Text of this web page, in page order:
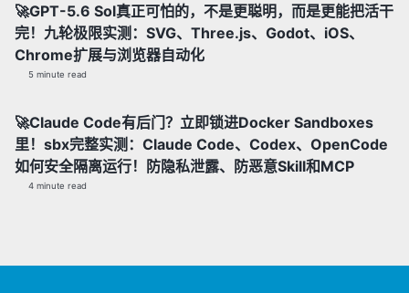
🚀GPT-5.6 Sol真正可怕的，不是更聪明，而是更能把活干
完！九轮极限实测：SVG、Three.js、Godot、iOS、
Chrome扩展与浏览器自动化
5 minute read
🚀Claude Code有后门？立即锁进Docker Sandboxes
里！sbx完整实测：Claude Code、Codex、OpenCode
如何安全隔离运行！防隐私泄露、防恶意Skill和MCP
4 minute read